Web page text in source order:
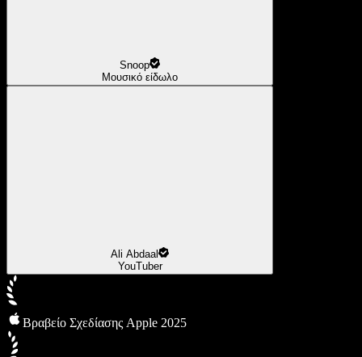
Snoop
Μουσικό είδωλο
Ali Abdaal
YouTuber
Βραβείο Σχεδίασης Apple 2025